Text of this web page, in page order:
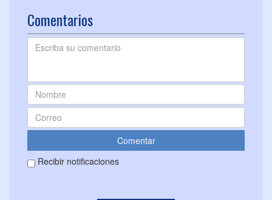
Comentarios
Recibir notificaciones